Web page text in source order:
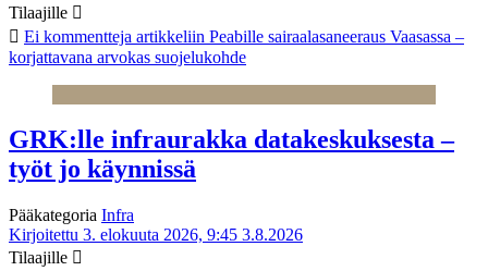
Tilaajille
Ei kommentteja artikkeliin Peabille sairaalasaneeraus Vaasassa –
korjattavana arvokas suojelukohde
GRK:lle infraurakka datakeskuksesta –
työt jo käynnissä
Pääkategoria Infra
Kirjoitettu 3. elokuuta 2026, 9:45 3.8.2026
Tilaajille